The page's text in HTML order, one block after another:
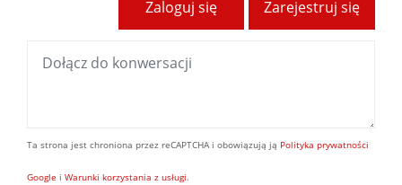
Zarejestruj się
Zaloguj się
Ta strona jest chroniona przez reCAPTCHA i obowiązują ją Polityka prywatności
Google i Warunki korzystania z usługi.